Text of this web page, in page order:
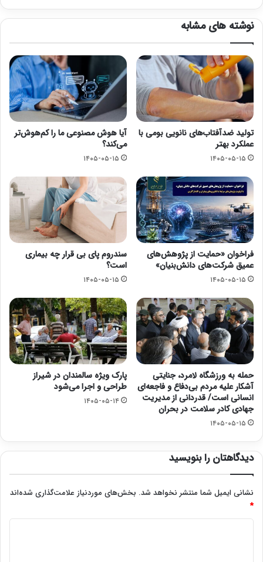
نوشته های مشابه
تولید ضدآفتاب‌های نانویی بومی با
عملکرد بهتر
۱۴۰۵-۰۵-۱۵
آیا هوش مصنوعی ما را کم‌هوش‌تر
می‌کند؟
۱۴۰۵-۰۵-۱۵
فراخوان «حمایت از پژوهش‌های
عمیق شرکت‌های دانش‌بنیان»
۱۴۰۵-۰۵-۱۵
سندروم پای بی قرار چه بیماری
است؟
۱۴۰۵-۰۵-۱۵
حمله به ورزشگاه لامرد، جنایتی
آشکار علیه مردم بی‌دفاع و فاجعه‌ای
انسانی است/ قدردانی از مدیریت
جهادی کادر سلامت در بحران
۱۴۰۵-۰۵-۱۵
پارک ویژه سالمندان در شیراز
طراحی و اجرا می‌شود
۱۴۰۵-۰۵-۱۴
دیدگاهتان را بنویسید
نشانی ایمیل شما منتشر نخواهد شد. بخش‌های موردنیاز علامت‌گذاری شده‌اند
*